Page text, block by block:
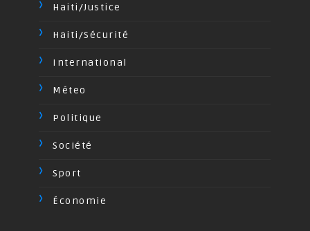
Haiti/Justice
Haiti/Sécurité
International
Méteo
Politique
Société
Sport
Économie